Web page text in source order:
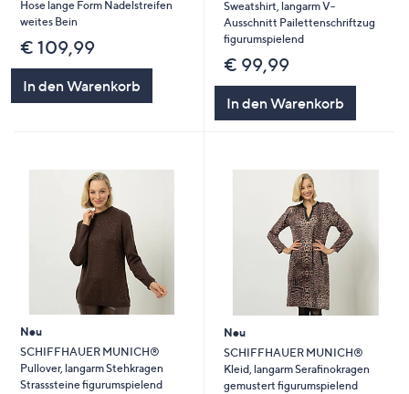
Hose lange Form Nadelstreifen
weites Bein
€ 109,99
In den Warenkorb
Sweatshirt, langarm V-
Ausschnitt Pailettenschriftzug
figurumspielend
€ 99,99
In den Warenkorb
Neu
SCHIFFHAUER MUNICH®
Pullover, langarm Stehkragen
Strasssteine figurumspielend
Neu
SCHIFFHAUER MUNICH®
Kleid, langarm Serafinokragen
gemustert figurumspielend